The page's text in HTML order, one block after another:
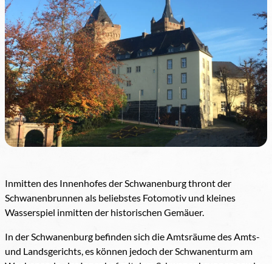
Inmitten des Innenhofes der Schwanenburg thront der
Schwanenbrunnen als beliebstes Fotomotiv und kleines
Wasserspiel inmitten der historischen Gemäuer.
In der Schwanenburg befinden sich die Amtsräume des Amts-
und Landsgerichts, es können jedoch der Schwanenturm am